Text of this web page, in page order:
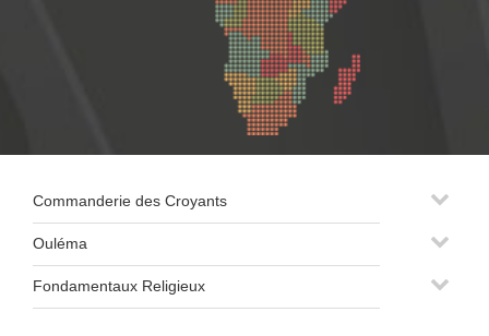
Commanderie des Croyants
Ouléma
Fondamentaux Religieux